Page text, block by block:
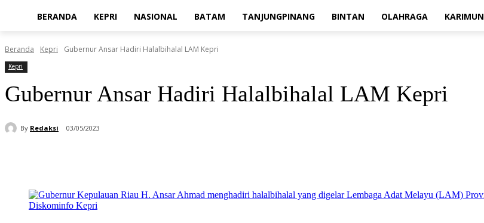
BERANDA KEPRI NASIONAL BATAM TANJUNGPINANG BINTAN OLAHRAGA KARIMUN
Beranda Kepri Gubernur Ansar Hadiri Halalbihalal LAM Kepri
Kepri
Gubernur Ansar Hadiri Halalbihalal LAM Kepri
By Redaksi 03/05/2023